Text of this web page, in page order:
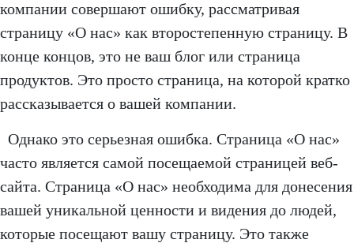
компании совершают ошибку, рассматривая
страницу «О нас» как второстепенную страницу. В
конце концов, это не ваш блог или страница
продуктов. Это просто страница, на которой кратко
рассказывается о вашей компании.
Однако это серьезная ошибка. Страница «О нас»
часто является самой посещаемой страницей веб-
сайта. Страница «О нас» необходима для донесения
вашей уникальной ценности и видения до людей,
которые посещают вашу страницу. Это также